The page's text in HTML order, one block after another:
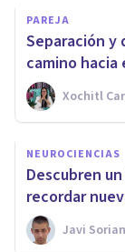
PAREJA
Separación y
camino hacia
Xochitl
NEUROCIENCIAS
Descubren
recordar
Javi